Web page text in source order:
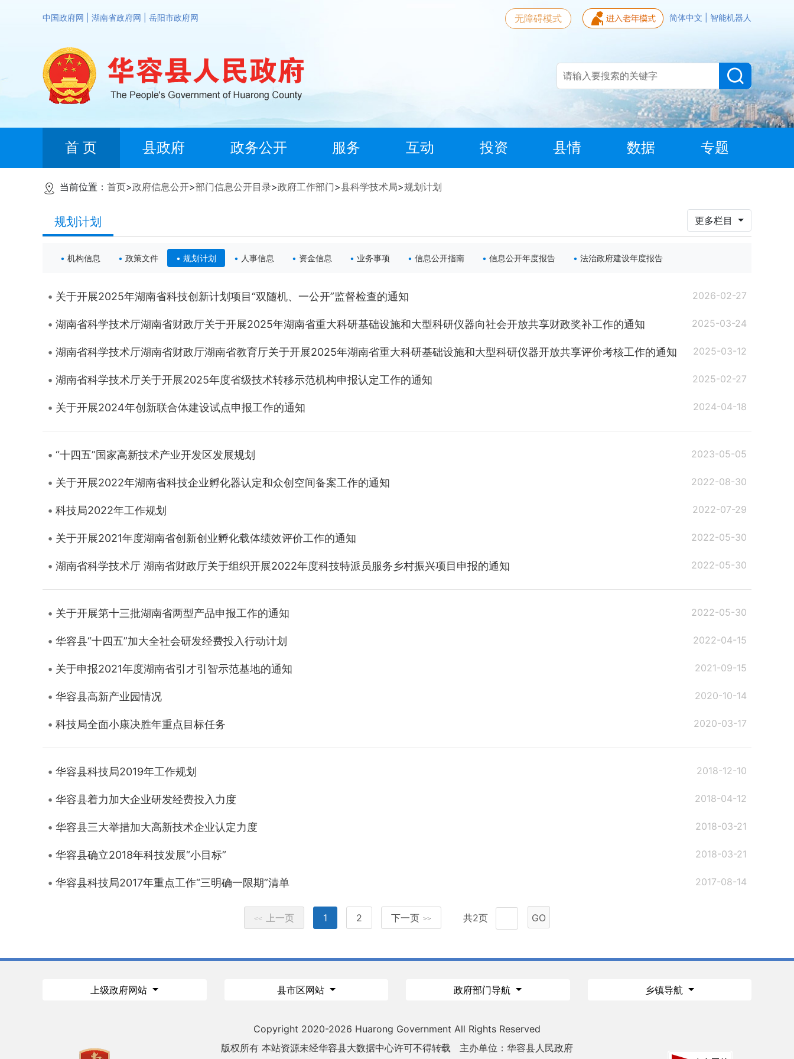
中国政府网 湖南省政府网 岳阳市政府网 简体中文 智能机器人
无障碍模式
首 页 县政府 政务公开 服务 互动 投资 县情 数据 专题
当前位置： 首页>政府信息公开>部门信息公开目录>政府工作部门>县科学技术局>规划计划
规划计划 更多栏目
机构信息 政策文件 规划计划 人事信息 资金信息 业务事项 信息公开指南 信息公开年度报告 法治政府建设年度报告
关于开展2025年湖南省科技创新计划项目“双随机、一公开”监督检查的通知 2026-02-27
湖南省科学技术厅湖南省财政厅关于开展2025年湖南省重大科研基础设施和大型科研仪器向社会开放共享财政奖补工作的通知 2025-03-24
湖南省科学技术厅湖南省财政厅湖南省教育厅关于开展2025年湖南省重大科研基础设施和大型科研仪器开放共享评价考核工作的通知 2025-03-12
湖南省科学技术厅关于开展2025年度省级技术转移示范机构申报认定工作的通知 2025-02-27
关于开展2024年创新联合体建设试点申报工作的通知 2024-04-18
“十四五”国家高新技术产业开发区发展规划 2023-05-05
关于开展2022年湖南省科技企业孵化器认定和众创空间备案工作的通知 2022-08-30
科技局2022年工作规划 2022-07-29
关于开展2021年度湖南省创新创业孵化载体绩效评价工作的通知 2022-05-30
湖南省科学技术厅 湖南省财政厅关于组织开展2022年度科技特派员服务乡村振兴项目申报的通知 2022-05-30
关于开展第十三批湖南省两型产品申报工作的通知 2022-05-30
华容县“十四五”加大全社会研发经费投入行动计划 2022-04-15
关于申报2021年度湖南省引才引智示范基地的通知 2021-09-15
华容县高新产业园情况 2020-10-14
科技局全面小康决胜年重点目标任务 2020-03-17
华容县科技局2019年工作规划 2018-12-10
华容县着力加大企业研发经费投入力度 2018-04-12
华容县三大举措加大高新技术企业认定力度 2018-03-21
华容县确立2018年科技发展“小目标” 2018-03-21
华容县科技局2017年重点工作“三明确一限期”清单 2017-08-14
<< 上一页 1 2 下一页 >> 共2页 GO
上级政府网站 县市区网站 政府部门导航 乡镇导航
Copyright 2020-2026 Huarong Government All Rights Reserved
版权所有 本站资源未经华容县大数据中心许可不得转载
主办单位：华容县人民政府